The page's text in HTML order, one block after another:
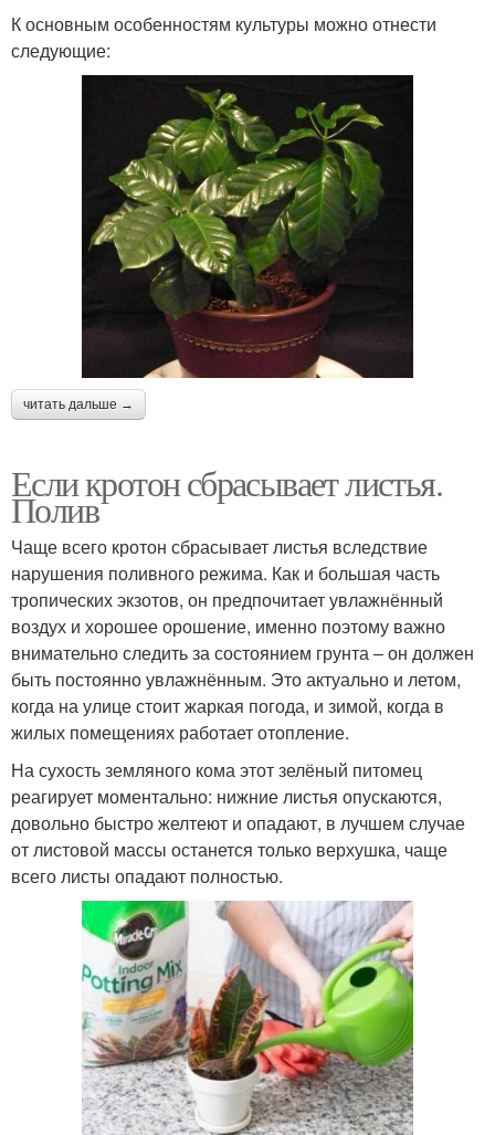
К основным особенностям культуры можно отнести
следующие:
читать дальше →
Если кротон сбрасывает листья.
Полив
Чаще всего кротон сбрасывает листья вследствие
нарушения поливного режима. Как и большая часть
тропических экзотов, он предпочитает увлажнённый
воздух и хорошее орошение, именно поэтому важно
внимательно следить за состоянием грунта – он должен
быть постоянно увлажнённым. Это актуально и летом,
когда на улице стоит жаркая погода, и зимой, когда в
жилых помещениях работает отопление.
На сухость земляного кома этот зелёный питомец
реагирует моментально: нижние листья опускаются,
довольно быстро желтеют и опадают, в лучшем случае
от листовой массы останется только верхушка, чаще
всего листы опадают полностью.